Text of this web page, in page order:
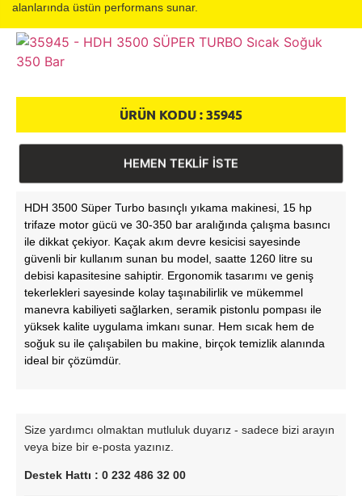
alanlarında üstün performans sunar.
ÜRÜN KODU :35945
HEMEN TEKLİF İSTE
HDH 3500 Süper Turbo basınçlı yıkama makinesi, 15 hp
trifaze motor gücü ve 30-350 bar aralığında çalışma basıncı
ile dikkat çekiyor. Kaçak akım devre kesicisi sayesinde
güvenli bir kullanım sunan bu model, saatte 1260 litre su
debisi kapasitesine sahiptir. Ergonomik tasarımı ve geniş
tekerlekleri sayesinde kolay taşınabilirlik ve mükemmel
manevra kabiliyeti sağlarken, seramik pistonlu pompası ile
yüksek kalite uygulama imkanı sunar. Hem sıcak hem de
soğuk su ile çalışabilen bu makine, birçok temizlik alanında
ideal bir çözümdür.
Size yardımcı olmaktan mutluluk duyarız - sadece bizi arayın
veya bize bir e-posta yazınız.
Destek Hattı : 0 232 486 32 00